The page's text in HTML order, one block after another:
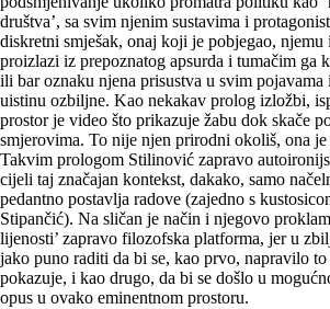
društva’, sa svim njenim sustavima i
diskretni smješak, onaj koji je pobjegao,
proizlazi iz prepoznatog apsurda i tumačim ga
ili bar oznaku njena prisustva u svim pojavama
uistinu ozbiljne. Kao nekakav prolog izložbi,
prostor je video što prikazuje žabu dok skače
smjerovima. To nije njen prirodni okoliš, ona
Takvim prologom Stilinović zapravo
cijeli taj značajan kontekst, dakako, samo
pedantno postavlja radove (zajedno s
Stipančić). Na sličan je način i njegovo
lijenosti’ zapravo filozofska platforma, jer u
jako puno raditi da bi se, kao prvo, napravilo to
pokazuje, i kao drugo, da bi se došlo u
opus u ovako eminentnom prostoru.